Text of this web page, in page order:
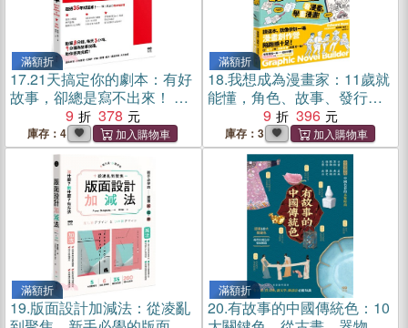
滿額折
17.21天搞定你的劇本：有好
故事，卻總是寫不出來！ 這
樣寫，讓你一口氣完成心中
劇本
9 378
庫存：4
滿額折
18.我想成為漫畫家：11歲就
能懂，角色、故事、發行完
整玩一輪，學會所有創作環
節！
9 396
庫存：3
滿額折
19.版面設計加減法：從凌亂
滿額折
20.有故事的中國傳統色：10